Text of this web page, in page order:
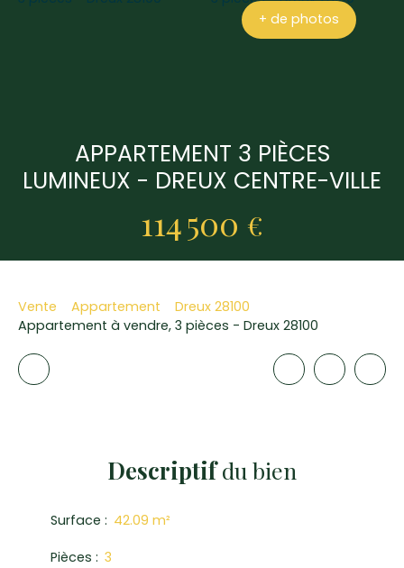
+ de photos
APPARTEMENT 3 PIÈCES
LUMINEUX - DREUX CENTRE-VILLE
114 500 €
Vente Appartement
Dreux 28100
Appartement à vendre, 3 pièces - Dreux 28100
Descriptifdu bien
Surface : 42.09 m²
Pièces : 3